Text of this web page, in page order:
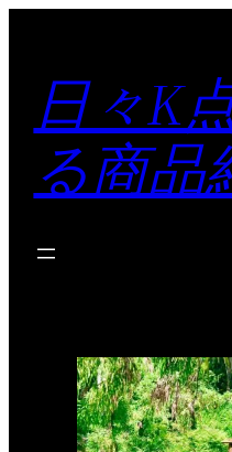
日々K
る商品